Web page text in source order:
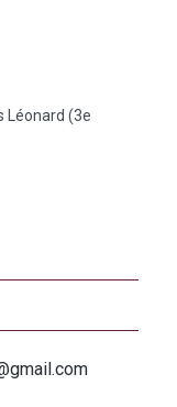
Léonard (3e